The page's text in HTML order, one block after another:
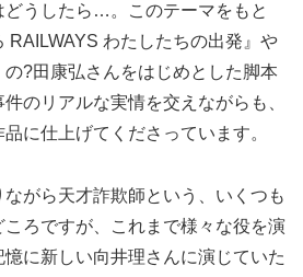
どうしたら…。このテーマをもと
RAILWAYS わたしたちの出発』や
の?田康弘さんをはじめとした脚本
のリアルな実情を交えながらも、
に仕上げてくださっています。
がら天才詐欺師という、いくつも
ろですが、これまで様々な役を演
に新しい向井理さんに演じていた